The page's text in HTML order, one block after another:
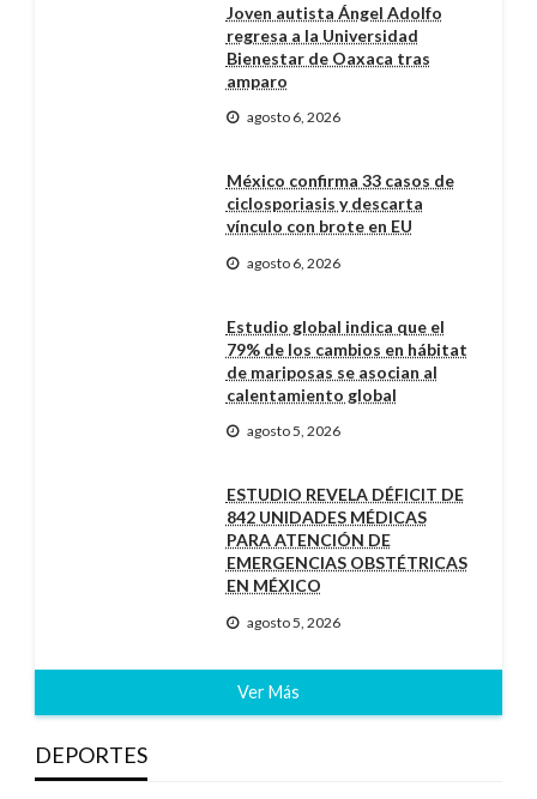
Joven autista Ángel Adolfo
regresa a la Universidad
Bienestar de Oaxaca tras
amparo
agosto 6, 2026
México confirma 33 casos de
ciclosporiasis y descarta
vínculo con brote en EU
agosto 6, 2026
Estudio global indica que el
79% de los cambios en hábitat
de mariposas se asocian al
calentamiento global
agosto 5, 2026
ESTUDIO REVELA DÉFICIT DE
842 UNIDADES MÉDICAS
PARA ATENCIÓN DE
EMERGENCIAS OBSTÉTRICAS
EN MÉXICO
agosto 5, 2026
Ver Más
DEPORTES